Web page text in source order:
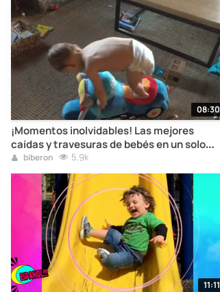
08:30
¡Momentos inolvidables! Las mejores
caídas y travesuras de bebés en un solo
videobiberon 5.9k
11:11